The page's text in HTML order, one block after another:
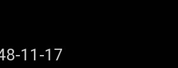
11-17